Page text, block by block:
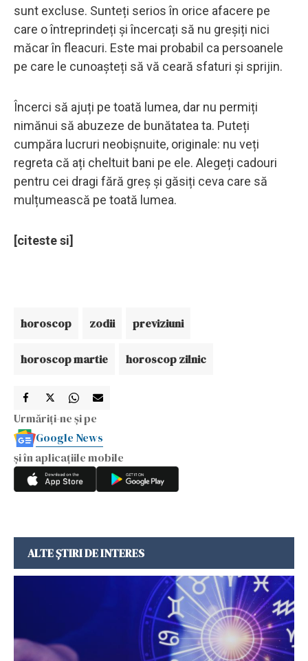
sunt excluse. Sunteți serios în orice afacere pe
care o întreprindeți și încercați să nu greșiți nici
măcar în fleacuri. Este mai probabil ca persoanele
pe care le cunoașteți să vă ceară sfaturi și sprijin.
Încerci să ajuți pe toată lumea, dar nu permiți
nimănui să abuzeze de bunătatea ta. Puteți
cumpăra lucruri neobișnuite, originale: nu veți
regreta că ați cheltuit bani pe ele. Alegeți cadouri
pentru cei dragi fără greș și găsiți ceva care să
mulțumească pe toată lumea.
[citeste si]
horoscop zodii previziuni
horoscop martie horoscop zilnic
Urmăriți-ne și pe
Google News
și în aplicațiile mobile
ALTE ȘTIRI DE INTERES